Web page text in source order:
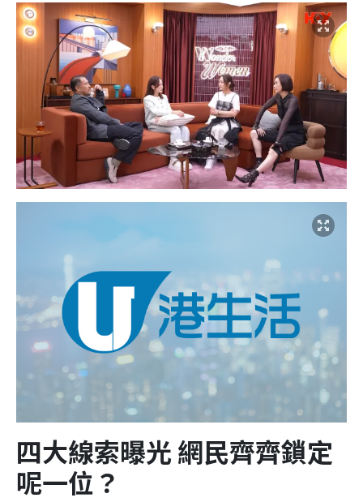
四大線索曝光 網民齊齊鎖定
呢一位？